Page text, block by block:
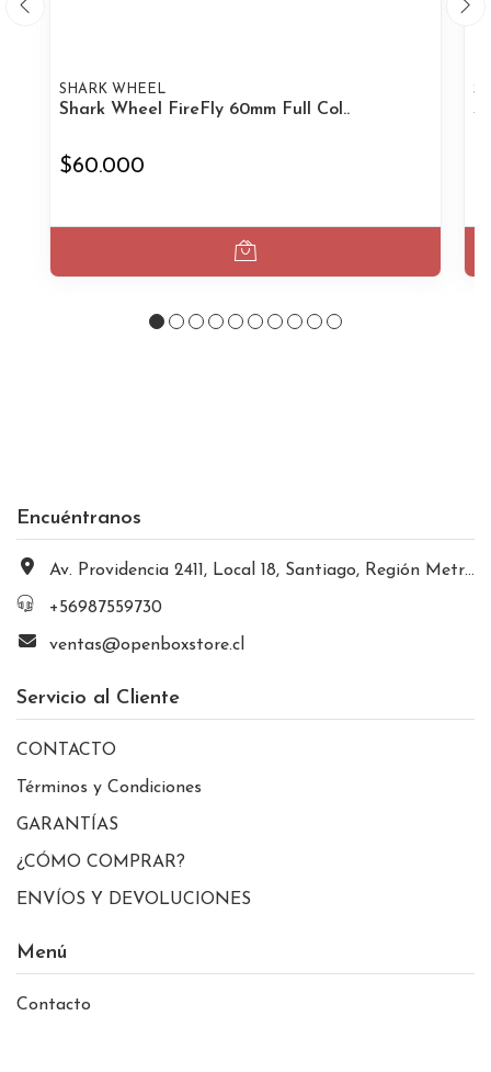
SHARK WHEEL
Shark Wheel FireFly 60mm Full Col..
$60.000
Encuéntranos
Av. Providencia 2411, Local 18, Santiago, Región Metropolitana, Chile
+56987559730
ventas@openboxstore.cl
Servicio al Cliente
CONTACTO
Términos y Condiciones
GARANTÍAS
¿CÓMO COMPRAR?
ENVÍOS Y DEVOLUCIONES
Menú
Contacto